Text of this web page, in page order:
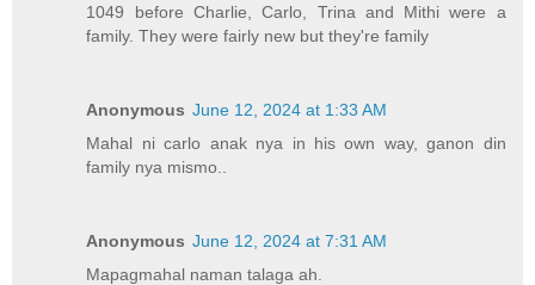
1049 before Charlie, Carlo, Trina and Mithi were a
family. They were fairly new but they're family
Anonymous June 12, 2024 at 1:33 AM
Mahal ni carlo anak nya in his own way, ganon din
family nya mismo..
Anonymous June 12, 2024 at 7:31 AM
Mapagmahal naman talaga ah.